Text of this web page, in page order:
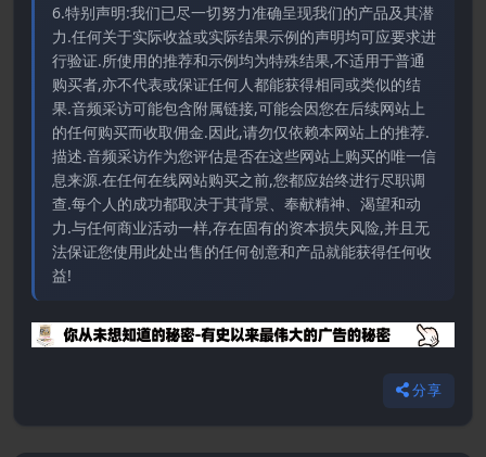
6.特别声明:我们已尽一切努力准确呈现我们的产品及其潜
力.任何关于实际收益或实际结果示例的声明均可应要求进
行验证.所使用的推荐和示例均为特殊结果,不适用于普通
购买者,亦不代表或保证任何人都能获得相同或类似的结
果.音频采访可能包含附属链接,可能会因您在后续网站上
的任何购买而收取佣金.因此,请勿仅依赖本网站上的推荐.
描述.音频采访作为您评估是否在这些网站上购买的唯一信
息来源.在任何在线网站购买之前,您都应始终进行尽职调
查.每个人的成功都取决于其背景、奉献精神、渴望和动
力.与任何商业活动一样,存在固有的资本损失风险,并且无
法保证您使用此处出售的任何创意和产品就能获得任何收
益!
分享